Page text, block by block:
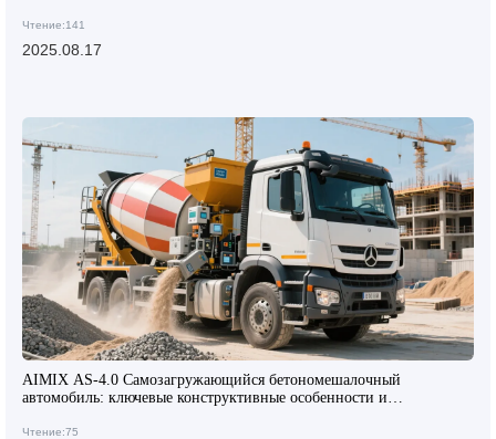
Чтение:141
2025.08.17
AIMIX AS-4.0 Самозагружающийся бетономешалочный
автомобиль: ключевые конструктивные особенности и
Чтение:75